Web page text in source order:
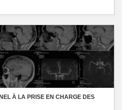
À LA PRISE EN CHARGE DES